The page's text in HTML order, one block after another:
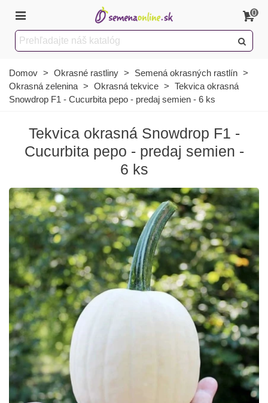
0
Domov > Okrasné rastliny > Semená okrasných rastlín >
Okrasná zelenina > Okrasná tekvice > Tekvica okrasná
Snowdrop F1 - Cucurbita pepo - predaj semien - 6 ks
Tekvica okrasná Snowdrop F1 -
Cucurbita pepo - predaj semien -
6 ks